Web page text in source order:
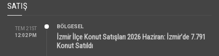
SATIŞ
TEM 21ST
12:02 PM
BÖLGESEL
İzmir İlçe Konut Satışları 2026 Haziran: İzmir’de 7.791
Konut Satıldı